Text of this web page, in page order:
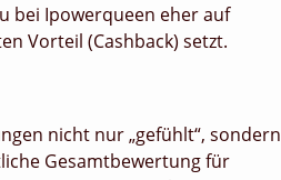
bei Ipowerqueen eher auf
Vorteil (Cashback) setzt.
nicht nur „gefühlt“, sondern
Gesamtbewertung für